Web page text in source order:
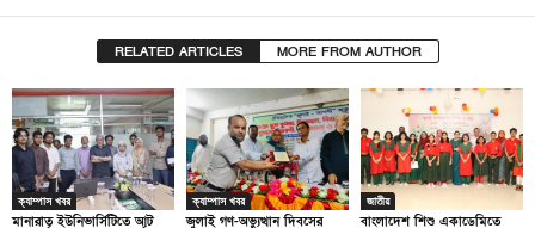
RELATED ARTICLES MORE FROM AUTHOR
ক্যাম্পাস খবর
মানারাত ইউনিভার্সিটিতে আট
ক্যাম্পাস খবর
জুলাই গণ-অভ্যুত্থান দিবসের
জাতীয়
বাংলাদেশ শিশু একাডেমিতে